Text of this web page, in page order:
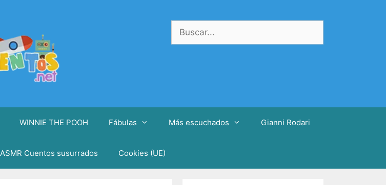
Buscar:
WINNIE THE POOH Fábulas Más escuchados Gianni Rodari
ASMR Cuentos susurrados Cookies (UE)